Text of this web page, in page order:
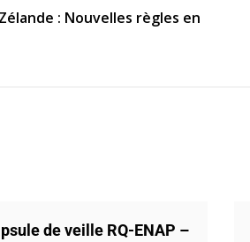
: Nouvelles règles en
de veille RQ-ENAP –